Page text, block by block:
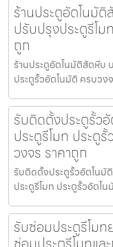
ร้านประตูอัตโนมั
ปรับปรุงประตูรีโม
ถูก
ร้านประตูอัตโนมัติสัตหีบ
ประตูรั้วอัตโนมัติ ครบวง
รับติดตั้งประตูรั้ว
ประตูรีโมท ประตู
วงจร ราคาถูก
รับติดตั้งประตูรั้วอัตโนมั
ประตูรีโมท ประตูรั้วอัตโน
รับซ่อมประตูรีโมท